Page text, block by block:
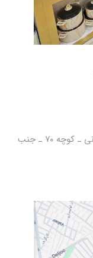
📍 قم _ خیابان امام ـ ۲۴ متری آیت الله کاشانی ـ کوچه ۷۰ ـ جنب